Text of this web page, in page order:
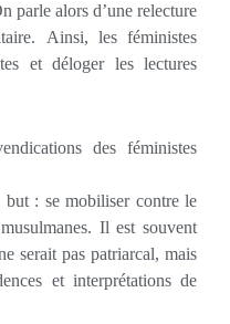
parle alors d’une relecture
Ainsi, les féministes
et déloger les lectures
des féministes
: se mobiliser contre le
Il est souvent
serait pas patriarcal, mais
et interprétations de